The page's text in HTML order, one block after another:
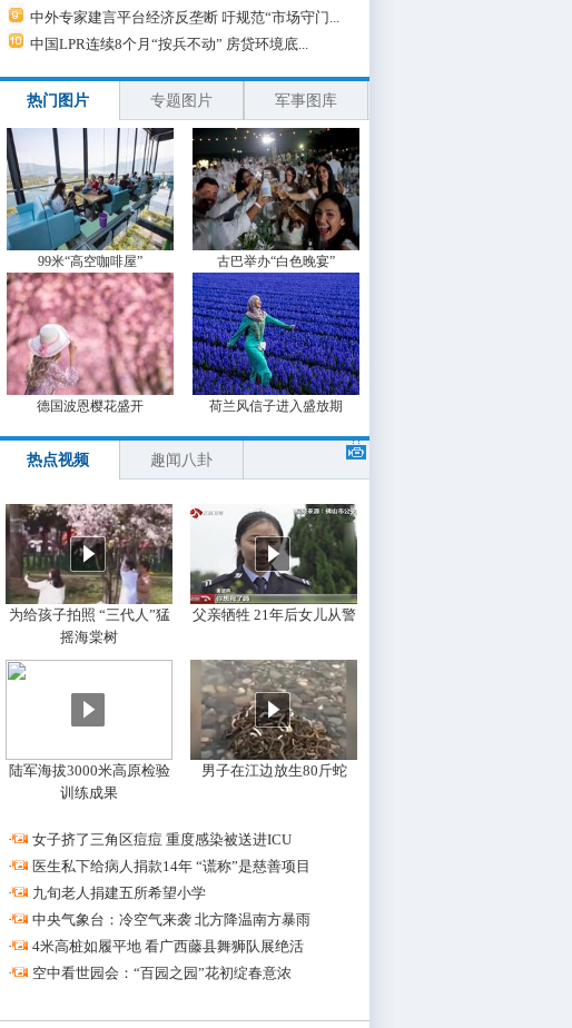
中外专家建言平台经济反垄断 吁规范“市场守门...
中国LPR连续8个月“按兵不动” 房贷环境底...
热门图片 专题图片 军事图库
99米“高空咖啡屋” 古巴举办“白色晚宴”
德国波恩樱花盛开 荷兰风信子进入盛放期
热点视频 趣闻八卦
为给孩子拍照 “三代人”猛
摇海棠树
父亲牺牲 21年后女儿从警
陆军海拔3000米高原检验
训练成果
男子在江边放生80斤蛇
·
女子挤了三角区痘痘 重度感染被送进ICU
·
医生私下给病人捐款14年 “谎称”是慈善项目
·
九旬老人捐建五所希望小学
·
中央气象台：冷空气来袭 北方降温南方暴雨
·
4米高桩如履平地 看广西藤县舞狮队展绝活
·
空中看世园会：“百园之园”花初绽春意浓